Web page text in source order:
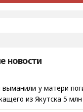
новости
у матери
из Якутска 5